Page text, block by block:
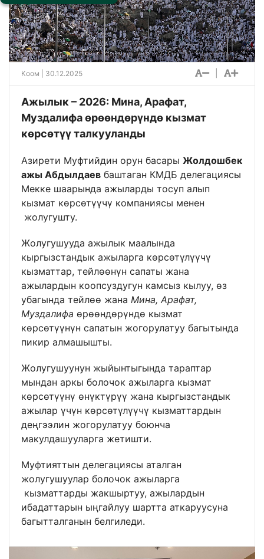
Коом | 30.12.2025
Ажылык – 2026: Мина, Арафат,
Муздалифа өрөөндөрүндө кызмат
көрсөтүү талкууланды
Азирети Муфтийдин орун басары Жолдошбек
ажы Абдылдаев баштаган КМДБ делегациясы
Мекке шаарында ажыларды тосуп алып
кызмат көрсөтүүчү компаниясы менен
жолугушту.
Жолугушууда ажылык маалында
кыргызстандык ажыларга көрсөтүлүүчү
кызматтар, тейлөөнүн сапаты жана
ажылардын коопсуздугун камсыз кылуу, өз
убагында тейлөө жана Мина, Арафат,
Муздалифа өрөөндөрүндө кызмат
көрсөтүүнүн сапатын жогорулатуу багытында
пикир алмашышты.
Жолугушуунун жыйынтыгында тараптар
мындан аркы болочок ажыларга кызмат
көрсөтүүнү өнүктүрүү жана кыргызстандык
ажылар үчүн көрсөтүлүүчү кызматтардын
деңгээлин жогорулатуу боюнча
макулдашууларга жетишти.
Муфтияттын делегациясы аталган
жолугушуулар болочок ажыларга
кызматтарды жакшыртуу, ажылардын
ибадаттарын ыңгайлуу шартта аткаруусуна
багытталганын белгиледи.